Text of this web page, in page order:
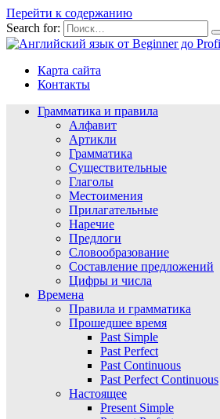
Перейти к содержанию
Search for:
Карта сайта
Контакты
Грамматика и правила
Алфавит
Артикли
Грамматика
Существительные
Глаголы
Местоимения
Прилагательные
Наречие
Предлоги
Словообразование
Составление предложений
Цифры и числа
Времена
Правила и грамматика
Прошедшее время
Past Simple
Past Perfect
Past Continuous
Past Perfect Continuous
Настоящее
Present Simple